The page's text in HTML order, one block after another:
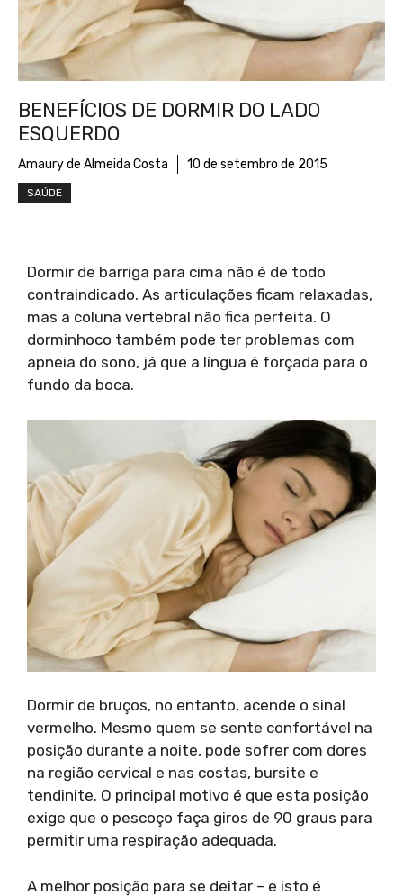
BENEFÍCIOS DE DORMIR DO LADO
ESQUERDO
Amaury de Almeida Costa 10 de setembro de 2015
SAÚDE
Dormir de barriga para cima não é de todo
contraindicado. As articulações ficam relaxadas,
mas a coluna vertebral não fica perfeita. O
dorminhoco também pode ter problemas com
apneia do sono, já que a língua é forçada para o
fundo da boca.
Dormir de bruços, no entanto, acende o sinal
vermelho. Mesmo quem se sente confortável na
posição durante a noite, pode sofrer com dores
na região cervical e nas costas, bursite e
tendinite. O principal motivo é que esta posição
exige que o pescoço faça giros de 90 graus para
permitir uma respiração adequada.
A melhor posição para se deitar – e isto é